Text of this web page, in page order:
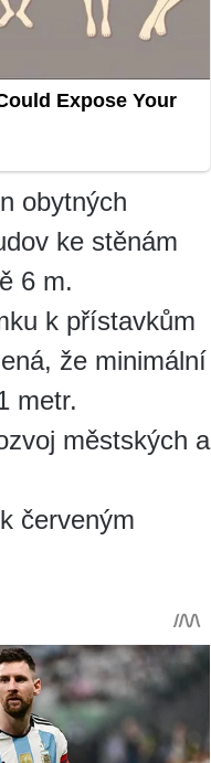
obytných
ke stěnám
6 m.
k přístavkům
že minimální
metr.
městských a
červeným